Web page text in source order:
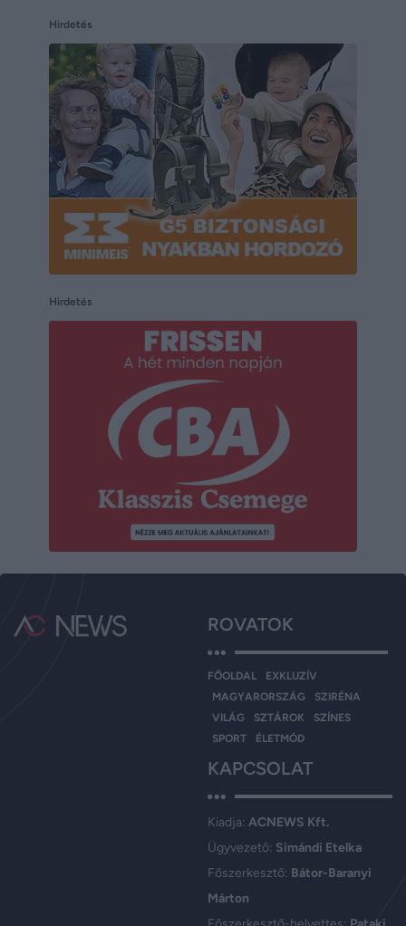
Hirdetés
Hirdetés
ROVATOK
FŐOLDAL
EXKLUZÍV
MAGYARORSZÁG
SZIRÉNA
VILÁG
SZTÁROK
SZÍNES
SPORT
ÉLETMÓD
KAPCSOLAT
Kiadja: ACNEWS Kft.
Ügyvezető: Simándi Etelka
Főszerkesztő: Bátor-Baranyi
Márton